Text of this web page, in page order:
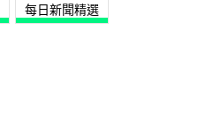
每日新聞精選